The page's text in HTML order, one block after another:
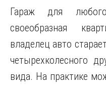
Гараж для
своеобразная
владелец авто
четырехколесного
вида. На практике